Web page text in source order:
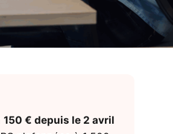
150 € depuis le 2 avril